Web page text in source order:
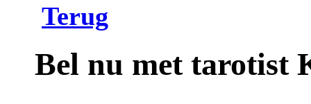
Terug
Bel nu met tarotist